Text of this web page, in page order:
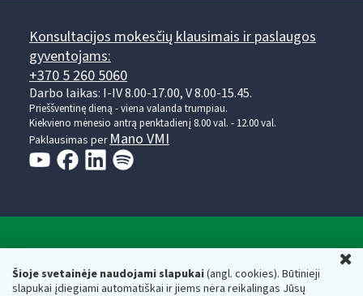
Šioje svetainėje naudojami slapukai(angl. cookies). Būtinieji
slapukai įdiegiami automatiškai ir jiems nėra reikalingas Jūsų
Konsultacijos mokesčių klausimais ir paslaugos
gyventojams:
+370 5 260 5060
Darbo laikas: I-IV 8.00-17.00, V 8.00-15.45.
Prieššventinę dieną - viena valanda trumpiau.
Kiekvieno mėnesio antrą penktadienį 8.00 val. - 12.00 val.
Paklausimas per Mano VMI
Respublikos finansų ministerijos